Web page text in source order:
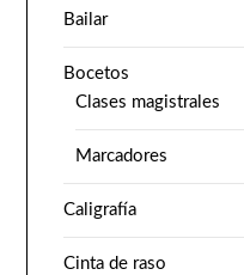
Bailar
Bocetos
Clases magistrales
Marcadores
Caligrafía
Cinta de raso